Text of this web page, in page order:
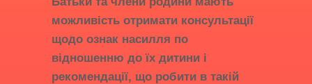
можливість отримати консультації
щодо ознак насилля по
відношенню до їх дитини і
рекомендації, що робити в такій